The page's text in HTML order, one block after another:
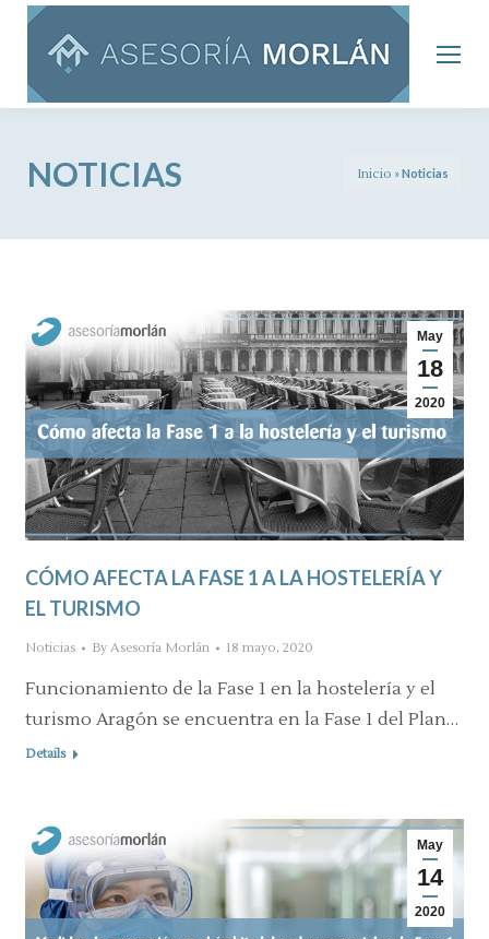
NOTICIAS Inicio »Noticias
May
18
2020
CÓMO AFECTA LA FASE 1 A LA HOSTELERÍA Y
EL TURISMO
Noticias By Asesoría Morlán 18 mayo, 2020
Funcionamiento de la Fase 1 en la hostelería y el
turismo Aragón se encuentra en la Fase 1 del Plan…
Details
May
14
2020